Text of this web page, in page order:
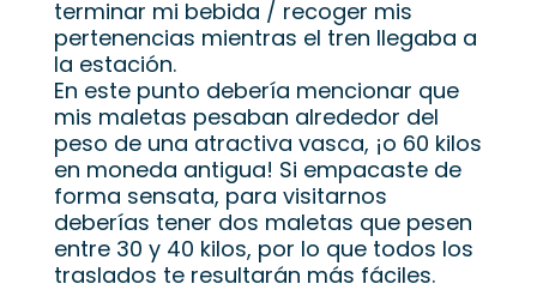
terminar mi bebida / recoger mis
pertenencias mientras el tren llegaba a
la estación.
En este punto debería mencionar que
mis maletas pesaban alrededor del
peso de una atractiva vasca, ¡o 60 kilos
en moneda antigua! Si empacaste de
forma sensata, para visitarnos
deberías tener dos maletas que pesen
entre 30 y 40 kilos, por lo que todos los
traslados te resultarán más fáciles.